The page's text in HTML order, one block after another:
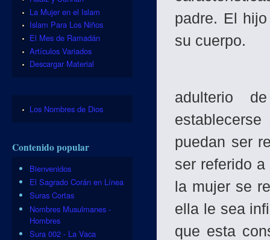
padre. El
su cuerpo.
adulterio
puedan ser
ser referido
la mujer se
ella le sea
que esta
La Mujer en el Islam
Islam Para Los Niños
El Mes de Ramadán
Artículos Variados
Descargar Material
Los Nombres de Dios
Contenido popular
Bienvenidos
El Sagrado Corán en Línea
Suras Cortas
Nombres Musulmanes -
Hombres
Sura 002 - La Vaca